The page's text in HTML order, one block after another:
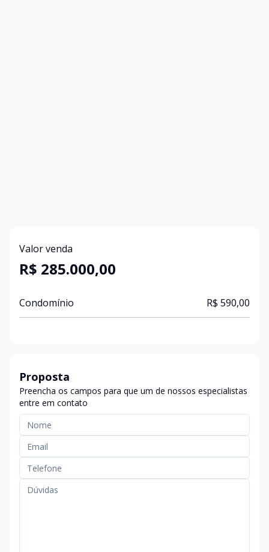
Valor venda
R$ 285.000,00
Condomínio R$ 590,00
Proposta
Preencha os campos para que um de nossos especialistas
entre em contato